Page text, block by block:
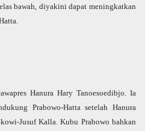
bawah, diyakini dapat meningkatkan
Hanura Hary Tanoesoedibjo. Ia
Prabowo-Hatta setelah Hanura
Jusuf Kalla. Kubu Prabowo bahkan